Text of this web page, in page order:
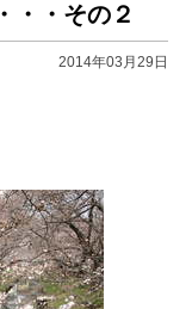
・・その２
2014年03月29日